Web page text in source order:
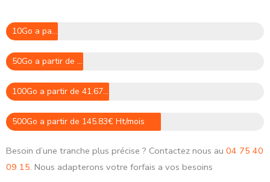
10Go a partir de 8.33€ Ht/mois
50Go a partir de 29.17€ Ht/mois
100Go a partir de 41.67€ Ht/mois
500Go a partir de 145.83€ Ht/mois
Besoin d’une tranche plus précise ? Contactez nous au 04 75 40
09 15. Nous adapterons votre forfais a vos besoins